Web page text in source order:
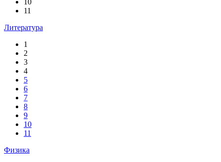
10
11
Литература
1
2
3
4
5
6
7
8
9
10
11
Физика